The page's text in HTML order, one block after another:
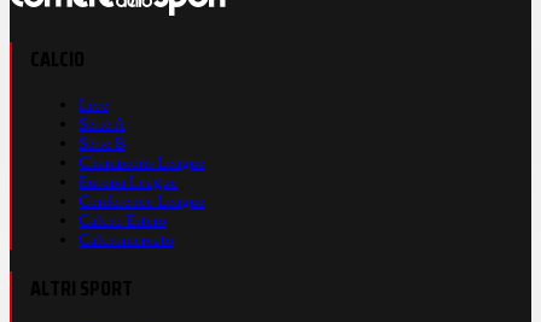
Live
Serie A
Serie B
Champions League
Europa League
Conference League
Calcio Estero
Calciomercato